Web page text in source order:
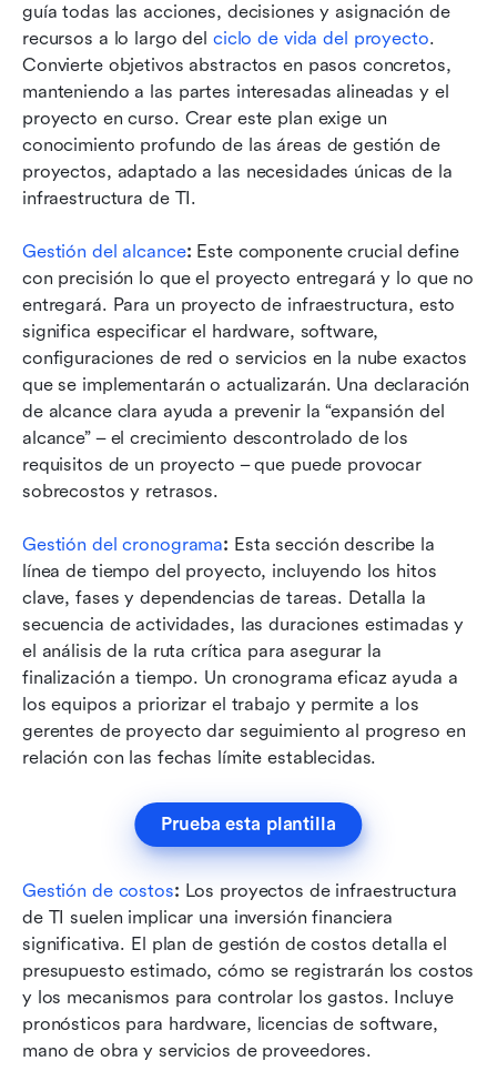
guía todas las acciones, decisiones y asignación de
recursos a lo largo del ciclo de vida del proyecto.
Convierte objetivos abstractos en pasos concretos,
manteniendo a las partes interesadas alineadas y el
proyecto en curso. Crear este plan exige un
conocimiento profundo de las áreas de gestión de
proyectos, adaptado a las necesidades únicas de la
infraestructura de TI.
Gestión del alcance: Este componente crucial define
con precisión lo que el proyecto entregará y lo que no
entregará. Para un proyecto de infraestructura, esto
significa especificar el hardware, software,
configuraciones de red o servicios en la nube exactos
que se implementarán o actualizarán. Una declaración
de alcance clara ayuda a prevenir la “expansión del
alcance” – el crecimiento descontrolado de los
requisitos de un proyecto – que puede provocar
sobrecostos y retrasos.
Gestión del cronograma: Esta sección describe la
línea de tiempo del proyecto, incluyendo los hitos
clave, fases y dependencias de tareas. Detalla la
secuencia de actividades, las duraciones estimadas y
el análisis de la ruta crítica para asegurar la
finalización a tiempo. Un cronograma eficaz ayuda a
los equipos a priorizar el trabajo y permite a los
gerentes de proyecto dar seguimiento al progreso en
relación con las fechas límite establecidas.
Prueba esta plantilla
Gestión de costos: Los proyectos de infraestructura
de TI suelen implicar una inversión financiera
significativa. El plan de gestión de costos detalla el
presupuesto estimado, cómo se registrarán los costos
y los mecanismos para controlar los gastos. Incluye
pronósticos para hardware, licencias de software,
mano de obra y servicios de proveedores.